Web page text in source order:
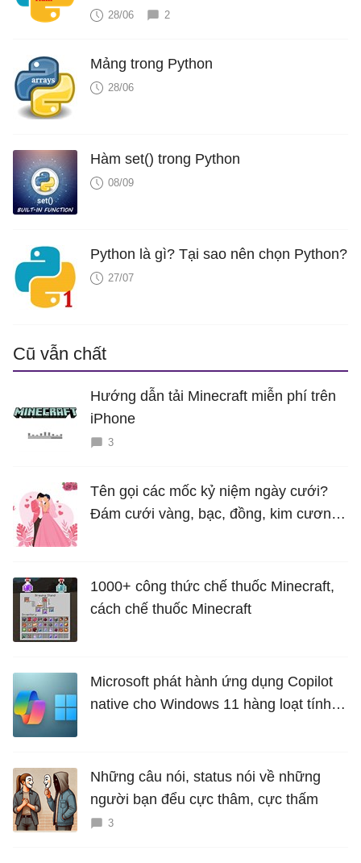
28/06 2
Mảng trong Python
28/06
Hàm set() trong Python
08/09
Python là gì? Tại sao nên chọn Python?
27/07
Cũ vẫn chất
Hướng dẫn tải Minecraft miễn phí trên
iPhone
3
Tên gọi các mốc kỷ niệm ngày cưới?
Đám cưới vàng, bạc, đồng, kim cương
1000+ công thức chế thuốc Minecraft,
cách chế thuốc Minecraft
Microsoft phát hành ứng dụng Copilot
native cho Windows 11 hàng loạt tính
Những câu nói, status nói về những
người bạn đểu cực thâm, cực thấm
3